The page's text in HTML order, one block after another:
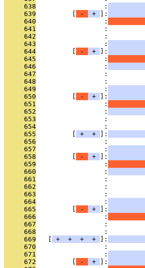
     638
                 :
     639
- + ]:
     640
                 :
     641
:
     642
:
     643
                 :
     644
- + ]:
     645
                 :
     646
                 :
     647
:
     648
:
     649
                 :
     650
- + ]:
     651
                 :
     652
                 :
     653
:
     654
:
     655
+ + ]:
     656
:
     657
                 :
     658
- + ]:
     659
                 :
     660
                 :
     661
:
     662
:
     663
:
     664
                 :
     665
- + ]:
     666
                 :
     667
:
     668
:
     669
+ + + + ]:
     670
:
     671
                 :
     672
- + ]: